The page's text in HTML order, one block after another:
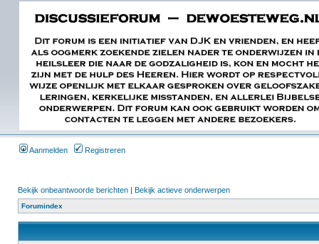
Aanmelden Registreren
Bekijk onbeantwoorde berichten | Bekijk actieve onderwerpen
Forumindex